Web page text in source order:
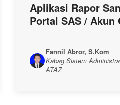
Aplikasi Rapor
Portal SAS / Akun
Fannil Abror, S.Kom
Kabag Sistem
ATAZ